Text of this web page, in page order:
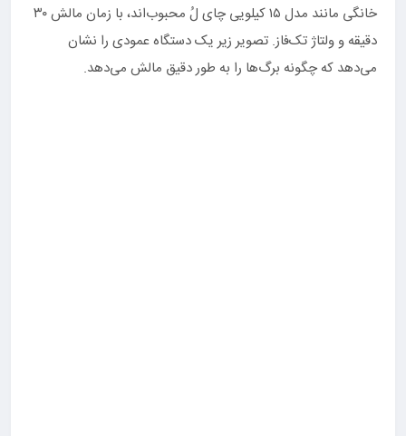
خانگی مانند مدل ۱۵ کیلویی چای لُ محبوب‌اند، با زمان مالش ۳۰
دقیقه و ولتاژ تک‌فاز. تصویر زیر یک دستگاه عمودی را نشان
می‌دهد که چگونه برگ‌ها را به طور دقیق مالش می‌دهد.